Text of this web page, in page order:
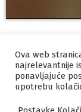
IZRADA I
MARKETING
PRAVILA
Ova web
najrelevantnije
ponavljajuće
upotrebu